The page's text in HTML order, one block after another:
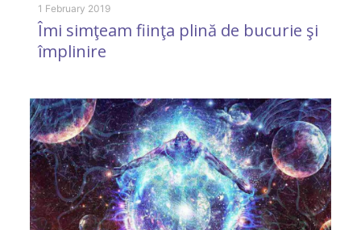
1 February 2019
Îmi simţeam fiinţa plină de bucurie şi
împlinire